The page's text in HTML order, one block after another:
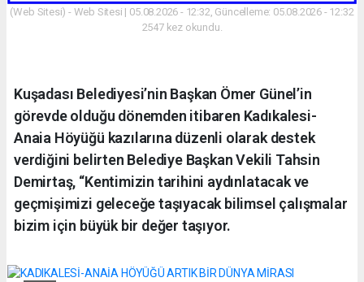
(Web Sitesi) - Web Sitesi | 05.08.2026 - 12:32, Güncelleme: 05.08.2026 - 12:32
2547 kez okundu.
Kuşadası Belediyesi’nin Başkan Ömer Günel’in
görevde olduğu dönemden itibaren Kadıkalesi-
Anaia Höyüğü kazılarına düzenli olarak destek
verdiğini belirten Belediye Başkan Vekili Tahsin
Demirtaş, “Kentimizin tarihini aydınlatacak ve
geçmişimizi geleceğe taşıyacak bilimsel çalışmalar
bizim için büyük bir değer taşıyor.